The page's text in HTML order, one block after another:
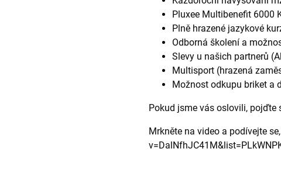
Pluxee Multibenefit 6000
Plně hrazené jazykové
Odborná školení a
Slevy u našich partnerů
Multisport (hrazená
Možnost odkupu briket a
Pokud jsme vás oslovili, pojďte
Mrkněte na video a podívejte